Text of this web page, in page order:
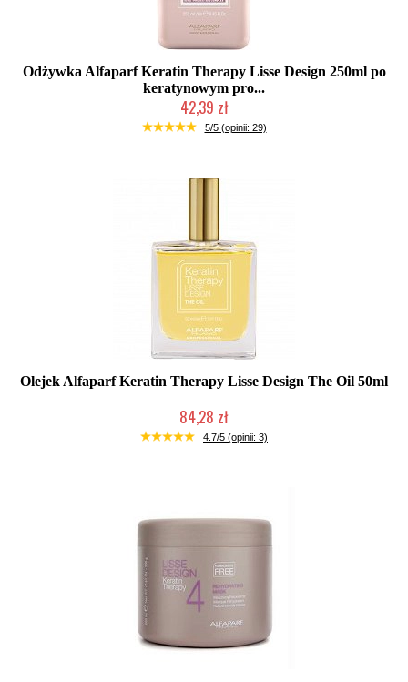
Odżywka Alfaparf Keratin Therapy Lisse Design 250ml po
keratynowym pro...
42,39 zł
Duża ilość (wysyłka w 24h)
5/5 (opinii: 29)
Olejek Alfaparf Keratin Therapy Lisse Design The Oil 50ml
84,28 zł
Mała ilość (wysyłka w 24h)
4.7/5 (opinii: 3)